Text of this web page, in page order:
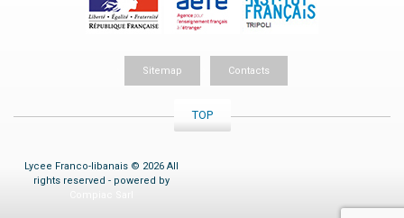
Sitemap Contacts
TOP
Lycee Franco-libanais © 2026 All
rights reserved - powered by